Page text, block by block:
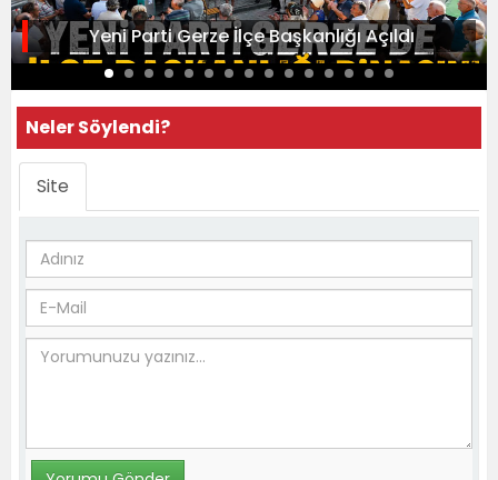
Yeni Parti Gerze İlçe Başkanlığı Açıldı
Neler Söylendi?
Site